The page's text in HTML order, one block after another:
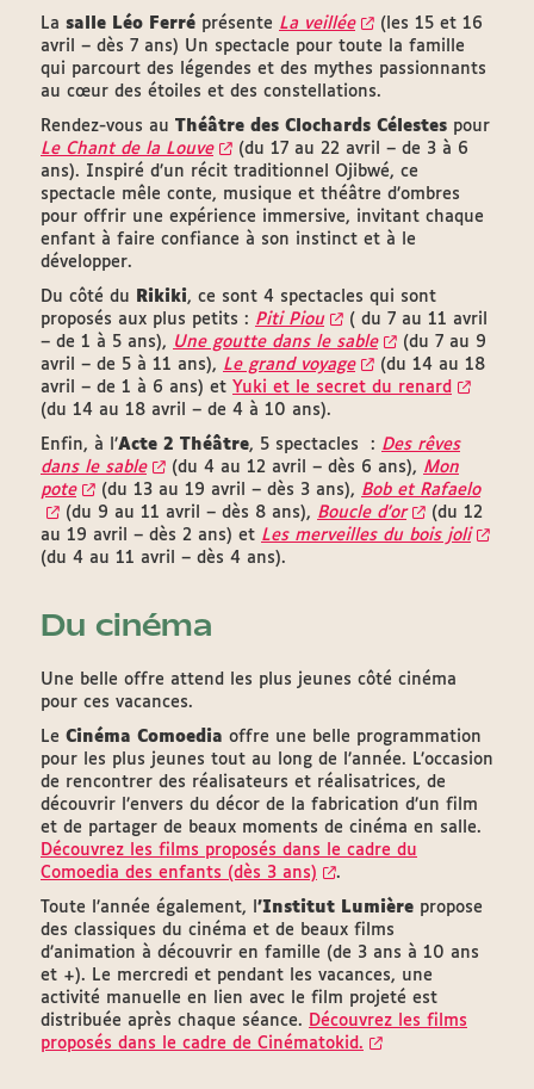
La salle Léo Ferré présente La veillée
(les 15 et 16
avril – dès 7 ans) Un spectacle pour toute la famille
qui parcourt des légendes et des mythes passionnants
au cœur des étoiles et des constellations.
Rendez-vous au Théâtre des Clochards Célestes pour
Le Chant de la Louve
(du 17 au 22 avril – de 3 à 6
ans). Inspiré d’un récit traditionnel Ojibwé, ce
spectacle mêle conte, musique et théâtre d’ombres
pour offrir une expérience immersive, invitant chaque
enfant à faire confiance à son instinct et à le
développer.
Du côté du Rikiki, ce sont 4 spectacles qui sont
proposés aux plus petits : Piti Piou
( du 7 au 11 avril
– de 1 à 5 ans), Une goutte dans le sable
(du 7 au 9
avril – de 5 à 11 ans), Le grand voyage
(du 14 au 18
avril – de 1 à 6 ans) et Yuki et le secret du renard
(du 14 au 18 avril – de 4 à 10 ans).
Enfin, à l’Acte 2 Théâtre, 5 spectacles : Des rêves
dans le sable
(du 4 au 12 avril – dès 6 ans), Mon
pote
(du 13 au 19 avril – dès 3 ans), Bob et Rafaelo
(du 9 au 11 avril – dès 8 ans), Boucle d’or
(du 12
au 19 avril – dès 2 ans) et Les merveilles du bois joli
(du 4 au 11 avril – dès 4 ans).
Du cinéma
Une belle offre attend les plus jeunes côté cinéma
pour ces vacances.
Le Cinéma Comoedia offre une belle programmation
pour les plus jeunes tout au long de l’année. L’occasion
de rencontrer des réalisateurs et réalisatrices, de
découvrir l’envers du décor de la fabrication d’un film
et de partager de beaux moments de cinéma en salle.
Découvrez les films proposés dans le cadre du
Comoedia des enfants (dès 3 ans)
.
Toute l’année également, l 'Institut Lumière propose
des classiques du cinéma et de beaux films
d’animation à découvrir en famille (de 3 ans à 10 ans
et +). Le mercredi et pendant les vacances, une
activité manuelle en lien avec le film projeté est
distribuée après chaque séance.
Découvrez les films
proposés dans le cadre de Cinématokid.